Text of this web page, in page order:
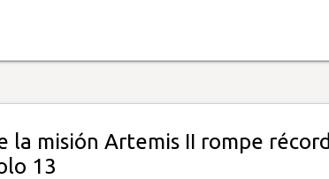
la misión Artemis II rompe
13